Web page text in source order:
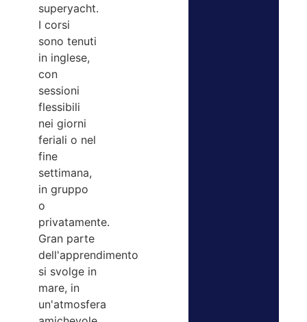
superyacht.
I corsi
sono tenuti
in inglese,
con
sessioni
flessibili
nei giorni
feriali o nel
fine
settimana,
in gruppo
o
privatamente.
Gran parte
dell'apprendimento
si svolge in
mare, in
un'atmosfera